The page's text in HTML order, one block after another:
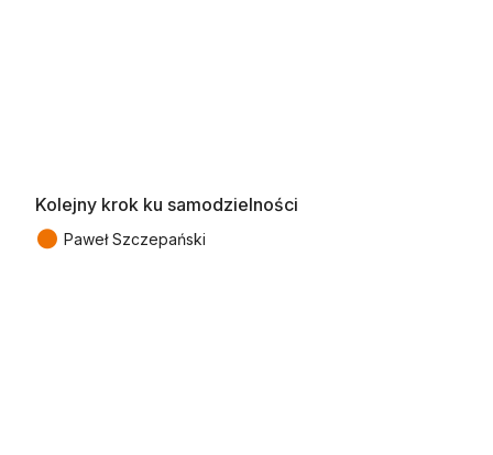
Kolejny krok ku samodzielności
● Paweł Szczepański